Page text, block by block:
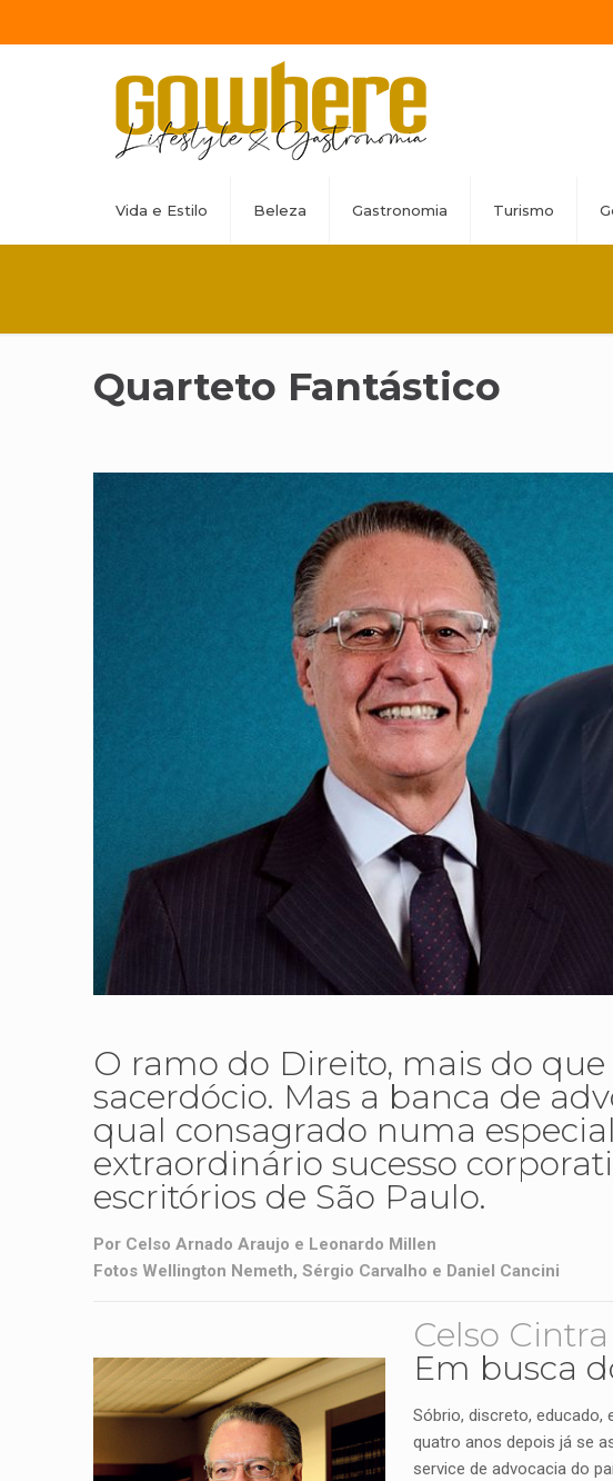
Vida e Estilo Beleza Gastronomia Turismo
Quarteto Fantástico
O ramo do Direito, mais do
sacerdócio. Mas a banca de
qual consagrado numa
extraordinário sucesso
escritórios de São Paulo.
Por Celso Arnado Araujo e Leonardo Millen
Fotos Wellington Nemeth, Sérgio Carvalho e Daniel Cancini
Celso
Em busca
Sóbrio, discreto, educado,
quatro anos depois já se
service de advocacia do